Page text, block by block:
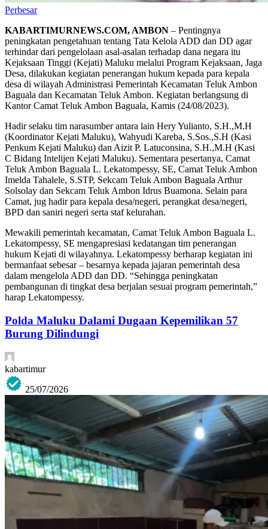
Perbesar
KABARTIMURNEWS.COM, AMBON – Pentingnya
peningkatan pengetahuan tentang Tata Kelola ADD dan DD agar
terhindar dari pengelolaan asal-asalan terhadap dana negara itu
Kejaksaan Tinggi (Kejati) Maluku melalui Program Kejaksaan, Jaga
Desa, dilakukan kegiatan penerangan hukum kepada para kepala
desa di wilayah Administrasi Pemerintah Kecamatan Teluk Ambon
Baguala dan Kecamatan Teluk Ambon. Kegiatan berlangsung di
Kantor Camat Teluk Ambon Baguala, Kamis (24/08/2023).
Hadir selaku tim narasumber antara lain Hery Yulianto, S.H.,M.H
(Koordinator Kejati Maluku), Wahyudi Kareba, S.Sos.,S.H (Kasi
Penkum Kejati Maluku) dan Aizit P. Latuconsina, S.H.,M.H (Kasi
C Bidang Intelijen Kejati Maluku). Sementara pesertanya, Camat
Teluk Ambon Baguala L. Lekatompessy, SE, Camat Teluk Ambon
Imelda Tahalele, S.STP, Sekcam Teluk Ambon Baguala Arthur
Solsolay dan Sekcam Teluk Ambon Idrus Buamona. Selain para
Camat, jug hadir para kepala desa/negeri, perangkat desa/negeri,
BPD dan saniri negeri serta staf kelurahan.
Mewakili pemerintah kecamatan, Camat Teluk Ambon Baguala L.
Lekatompessy, SE mengapresiasi kedatangan tim penerangan
hukum Kejati di wilayahnya. Lekatompessy berharap kegiatan ini
bermanfaat sebesar – besarnya kepada jajaran pemerintah desa
dalam mengelola ADD dan DD. “Sehingga peningkatan
pembangunan di tingkat desa berjalan sesuai program pemerintah,”
harap Lekatompessy.
Polda Maluku Dalami Dugaan Kepemilikan 57
Burung Dilindungi
kabartimur
25/07/2026